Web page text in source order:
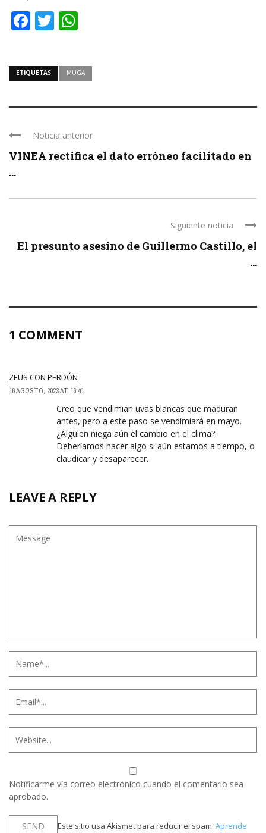
Facebook
Twitter
ETIQUETAS MUGA
Noticia anterior
VINEA rectifica el dato erróneo facilitado en
...
Siguiente noticia
El presunto asesino de Guillermo Castillo, el
...
1 COMMENT
ZEUS CON PERDÓN
16 AGOSTO, 2023 AT 16:41
Creo que vendimian uvas blancas que maduran
antes, pero a este paso se vendimiará en mayo.
¿Alguien niega aún el cambio en el clima?.
Deberíamos hacer algo si aún estamos a tiempo, o
claudicar y desaparecer.
LEAVE A REPLY
Notificarme vía correo electrónico cuando el comentario sea
aprobado.
Este sitio usa Akismet para reducir el spam. Aprende